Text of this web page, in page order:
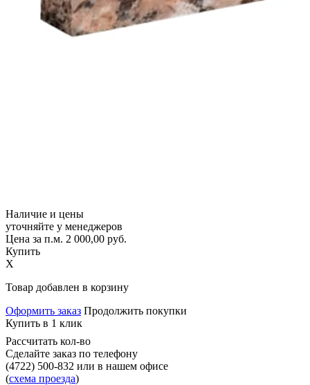
Наличие и цены
уточняйте у менеджеров
Цена за п.м. 2 000,00 руб.
Купить
X
Товар добавлен в корзину
Оформить заказ Продолжить покупки
Купить в 1 клик
Рассчитать кол-во
Сделайте заказ по телефону
(4722) 500-832 или в нашем офисе
(схема проезда)